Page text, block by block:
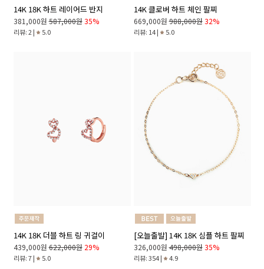
14K 18K 하트 레이어드 반지
381,000원 587,000원 35%
리뷰: 2 | 5.0
14K 클로버 하트 체인 팔찌
669,000원 988,000원 32%
리뷰: 14 | 5.0
14K 18K 더블 하트 링 귀걸이
439,000원 622,000원 29%
리뷰: 7 | 5.0
[오늘출발] 14K 18K 심플 하트 팔찌
326,000원 498,000원 35%
리뷰: 354 | 4.9